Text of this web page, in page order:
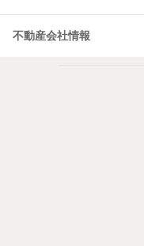
不動産会社情報